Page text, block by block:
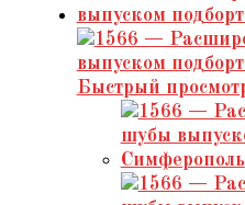
Быстрый